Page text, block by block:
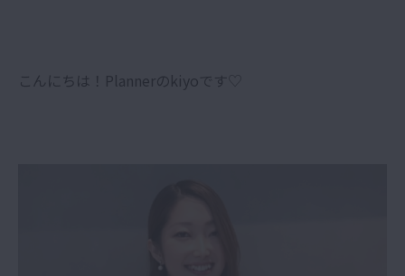
こんにちは！Plannerのkiyoです♡